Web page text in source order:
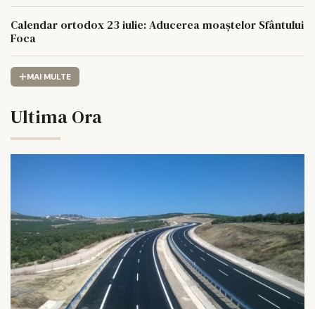
Calendar ortodox 23 iulie: Aducerea moaștelor Sfântului
Foca
MAI MULTE
Ultima Ora